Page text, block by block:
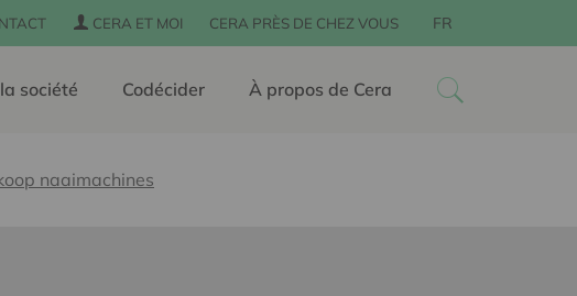
CERA ET MOI CERA PRÈS DE CHEZ VOUS FR
société Codécider À propos de Cera
naaimachines